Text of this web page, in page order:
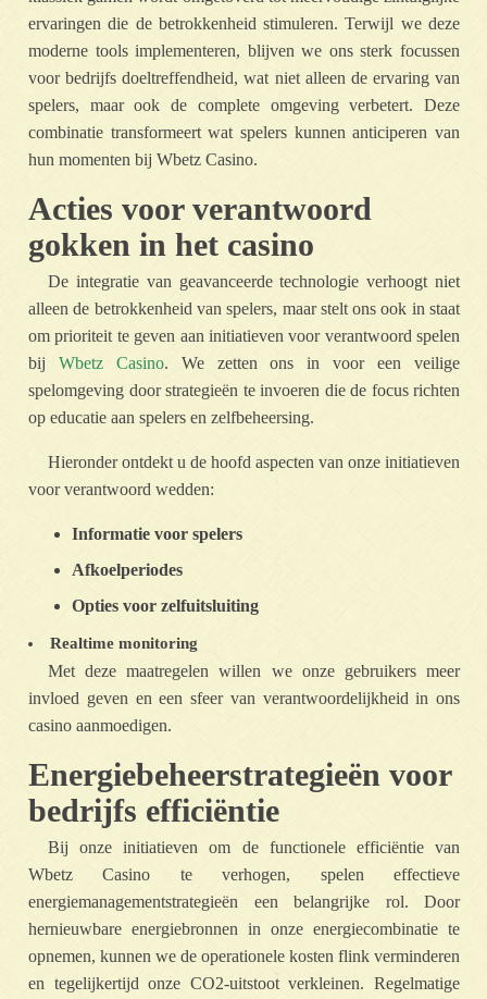
ervaringen die de betrokkenheid stimuleren. Terwijl we deze
moderne tools implementeren, blijven we ons sterk focussen
voor bedrijfs doeltreffendheid, wat niet alleen de ervaring van
spelers, maar ook de complete omgeving verbetert. Deze
combinatie transformeert wat spelers kunnen anticiperen van
hun momenten bij Wbetz Casino.
Acties voor verantwoord
gokken in het casino
De integratie van geavanceerde technologie verhoogt niet
alleen de betrokkenheid van spelers, maar stelt ons ook in staat
om prioriteit te geven aan initiatieven voor verantwoord spelen
bij Wbetz Casino. We zetten ons in voor een veilige
spelomgeving door strategieën te invoeren die de focus richten
op educatie aan spelers en zelfbeheersing.
Hieronder ontdekt u de hoofd aspecten van onze initiatieven
voor verantwoord wedden:
Informatie voor spelers
Afkoelperiodes
Opties voor zelfuitsluiting
Realtime monitoring
Met deze maatregelen willen we onze gebruikers meer
invloed geven en een sfeer van verantwoordelijkheid in ons
casino aanmoedigen.
Energiebeheerstrategieën voor
bedrijfs efficiëntie
Bij onze initiatieven om de functionele efficiëntie van
Wbetz Casino te verhogen, spelen effectieve
energiemanagementstrategieën een belangrijke rol. Door
hernieuwbare energiebronnen in onze energiecombinatie te
opnemen, kunnen we de operationele kosten flink verminderen
en tegelijkertijd onze CO2-uitstoot verkleinen. Regelmatige